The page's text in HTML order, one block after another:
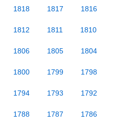
1818 1817 1816
1812 1811 1810
1806 1805 1804
1800 1799 1798
1794 1793 1792
1788 1787 1786